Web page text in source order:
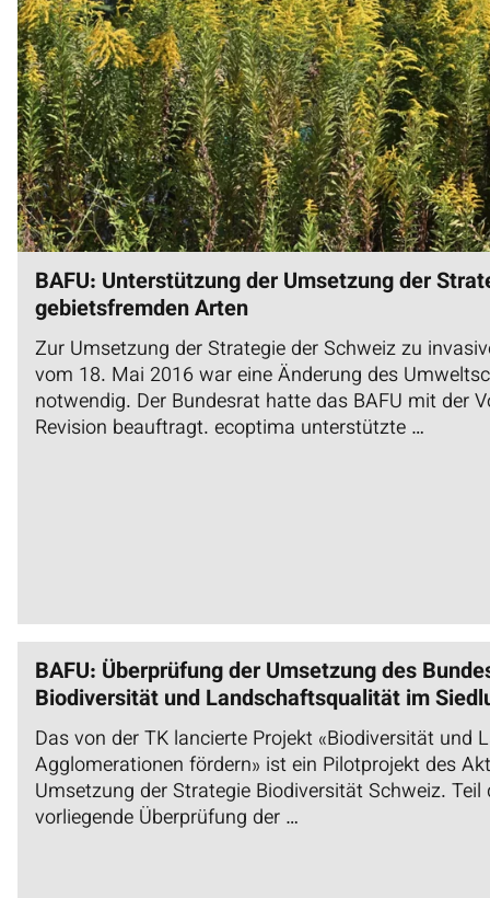
BAFU: Unterstützung der Umsetzung der
gebietsfremden Arten
Zur Umsetzung der Strategie der Schweiz zu
vom 18. Mai 2016 war eine Änderung des
notwendig. Der Bundesrat hatte das BAFU mit der
Revision beauftragt. ecoptima unterstützte …
BAFU: Überprüfung der Umsetzung des
Biodiversität und Landschaftsqualität im
Das von der TK lancierte Projekt «Biodiversität und
Agglomerationen fördern» ist ein Pilotprojekt des
Umsetzung der Strategie Biodiversität Schweiz.
vorliegende Überprüfung der …